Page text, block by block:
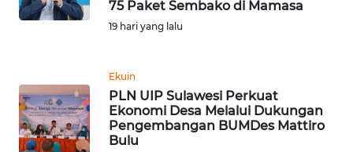
75 Paket Sembako di Mamasa
19 hari yang lalu
Ekuin
PLN UIP Sulawesi Perkuat
Ekonomi Desa Melalui Dukungan
Pengembangan BUMDes Mattiro
Bulu
WN
PAPUA
BARAT
WN